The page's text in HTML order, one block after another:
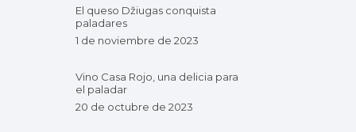
El queso Džiugas conquista
paladares
1 de noviembre de 2023
Vino Casa Rojo, una delicia para
el paladar
20 de octubre de 2023